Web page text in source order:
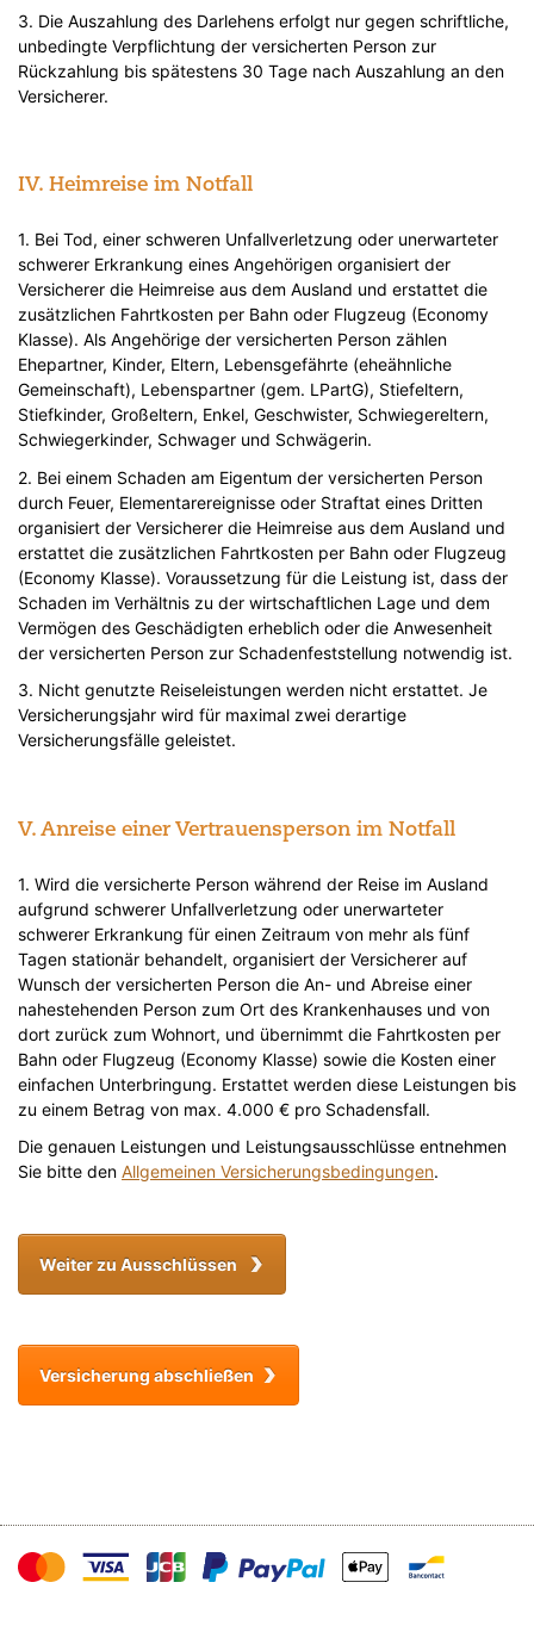
3. Die Auszahlung des Darlehens erfolgt nur gegen schriftliche,
unbedingte Verpflichtung der versicherten Person zur
Rückzahlung bis spätestens 30 Tage nach Auszahlung an den
Versicherer.
IV. Heimreise im Notfall
1. Bei Tod, einer schweren Unfallverletzung oder unerwarteter
schwerer Erkrankung eines Angehörigen organisiert der
Versicherer die Heimreise aus dem Ausland und erstattet die
zusätzlichen Fahrtkosten per Bahn oder Flugzeug (Economy
Klasse). Als Angehörige der versicherten Person zählen
Ehepartner, Kinder, Eltern, Lebensgefährte (eheähnliche
Gemeinschaft), Lebenspartner (gem. LPartG), Stiefeltern,
Stiefkinder, Großeltern, Enkel, Geschwister, Schwiegereltern,
Schwiegerkinder, Schwager und Schwägerin.
2. Bei einem Schaden am Eigentum der versicherten Person
durch Feuer, Elementarereignisse oder Straftat eines Dritten
organisiert der Versicherer die Heimreise aus dem Ausland und
erstattet die zusätzlichen Fahrtkosten per Bahn oder Flugzeug
(Economy Klasse). Voraussetzung für die Leistung ist, dass der
Schaden im Verhältnis zu der wirtschaftlichen Lage und dem
Vermögen des Geschädigten erheblich oder die Anwesenheit
der versicherten Person zur Schadenfeststellung notwendig ist.
3. Nicht genutzte Reiseleistungen werden nicht erstattet. Je
Versicherungsjahr wird für maximal zwei derartige
Versicherungsfälle geleistet.
V. Anreise einer Vertrauensperson im Notfall
1. Wird die versicherte Person während der Reise im Ausland
aufgrund schwerer Unfallverletzung oder unerwarteter
schwerer Erkrankung für einen Zeitraum von mehr als fünf
Tagen stationär behandelt, organisiert der Versicherer auf
Wunsch der versicherten Person die An- und Abreise einer
nahestehenden Person zum Ort des Krankenhauses und von
dort zurück zum Wohnort, und übernimmt die Fahrtkosten per
Bahn oder Flugzeug (Economy Klasse) sowie die Kosten einer
einfachen Unterbringung. Erstattet werden diese Leistungen bis
zu einem Betrag von max. 4.000 € pro Schadensfall.
Die genauen Leistungen und Leistungsausschlüsse entnehmen
Sie bitte den Allgemeinen Versicherungsbedingungen.
Weiter zu Ausschlüssen
Versicherung abschließen